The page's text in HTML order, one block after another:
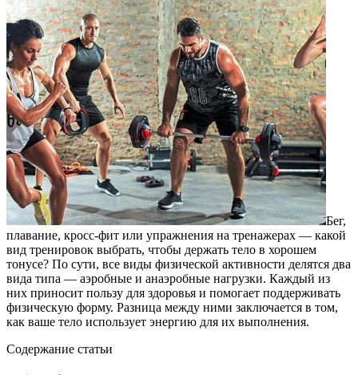
Бег,
плавание, кросс-фит или упражнения на тренажерах — какой
вид тренировок выбрать, чтобы держать тело в хорошем
тонусе? По сути, все виды физической активности делятся два
вида типа — аэробные и анаэробные нагрузки. Каждый из
них приносит пользу для здоровья и помогает поддерживать
физическую форму. Разница между ними заключается в том,
как ваше тело использует энергию для их выполнения.
Содержание статьи